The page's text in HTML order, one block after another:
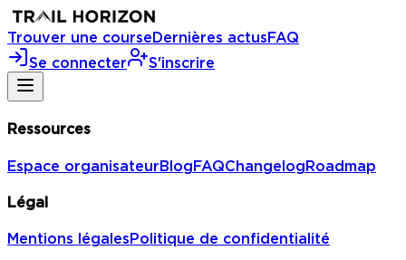
Trouver une courseDernières actusFAQ
Se connecter
S'inscrire
Ressources
Espace organisateurBlogFAQChangelogRoadmap
Légal
Mentions légalesPolitique de confidentialité